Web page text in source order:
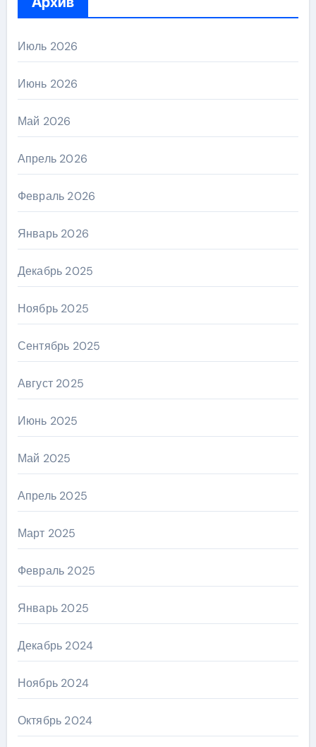
Июль 2026
Июнь 2026
Май 2026
Апрель 2026
Февраль 2026
Январь 2026
Декабрь 2025
Ноябрь 2025
Сентябрь 2025
Август 2025
Июнь 2025
Май 2025
Апрель 2025
Март 2025
Февраль 2025
Январь 2025
Декабрь 2024
Ноябрь 2024
Октябрь 2024